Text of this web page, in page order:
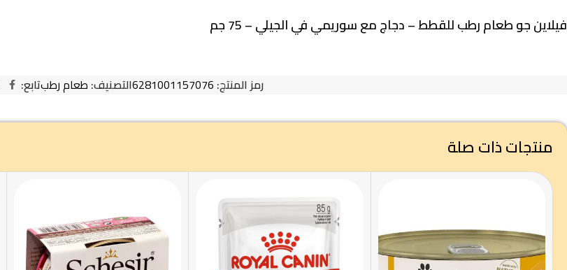
فيلاين جو طعام رطب للقطط – دجاج مع سوريمي في الجيلي – 75 جم
رمز المنتج: 6281001157076التصنيف: طعام رطبتابع:
منتجات ذات صلة